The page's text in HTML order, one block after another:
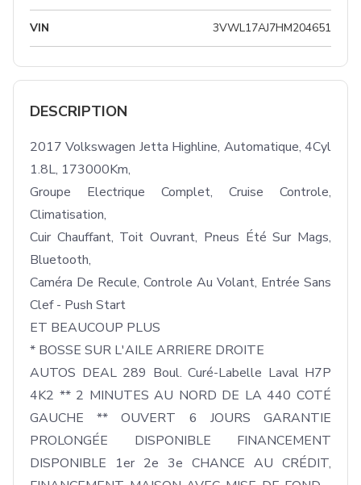
VIN 3VWL17AJ7HM204651
DESCRIPTION
2017 Volkswagen Jetta Highline, Automatique, 4Cyl
1.8L, 173000Km,
Groupe Electrique Complet, Cruise Controle,
Climatisation,
Cuir Chauffant, Toit Ouvrant, Pneus Été Sur Mags,
Bluetooth,
Caméra De Recule, Controle Au Volant, Entrée Sans
Clef - Push Start
ET BEAUCOUP PLUS
* BOSSE SUR L'AILE ARRIERE DROITE
AUTOS DEAL 289 Boul. Curé-Labelle Laval H7P
4K2 ** 2 MINUTES AU NORD DE LA 440 COTÉ
GAUCHE ** OUVERT 6 JOURS GARANTIE
PROLONGÉE DISPONIBLE FINANCEMENT
DISPONIBLE 1er 2e 3e CHANCE AU CRÉDIT,